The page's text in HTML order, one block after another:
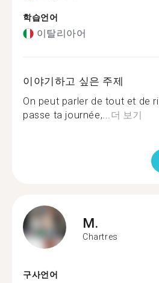
학습언어
이탈리아어
이야기하고 싶은 주제
On peut parler de tout et de
passe ta journée,...더 보기
M.
Chartres
구사언어